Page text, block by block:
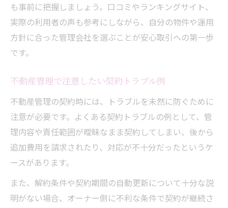
も事前に把握しましょう。口コミやランキングサイト、
実際の利用者の声も参考にしながら、自分の物件や運用
方針に合った管理会社を選ぶことが安心取引への第一歩
です。
不動産管理で注意したい契約トラブル例
不動産管理の契約時には、トラブルを未然に防ぐために
注意が必要です。よくある契約トラブルの例として、管
理内容や責任範囲が曖昧なまま契約してしまい、後から
追加費用を請求されたり、対応が不十分だったというケ
ースがあります。
また、解約条件や契約期間の自動更新について十分な説
明がない場合、オーナー側に不利な条件で契約が継続さ